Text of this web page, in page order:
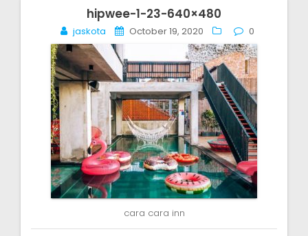
hipwee-1-23-640×480
jaskota October 19, 2020 0
cara cara inn
navigation